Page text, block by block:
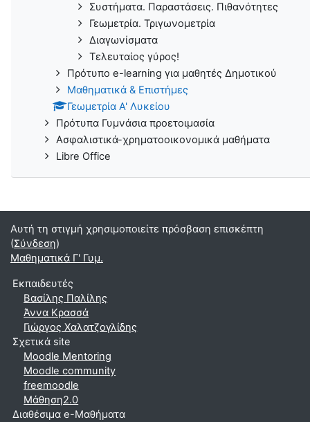
Συστήματα. Παραστάσεις. Πιθανότητες
Γεωμετρία. Τριγωνομετρία
Διαγωνίσματα
Τελευταίος γύρος!
Πρότυπο e-learning για μαθητές Δημοτικού
Μαθηματικά & Επιστήμες
Γεωμετρία Α' Λυκείου
Πρότυπα Γυμνάσια προετοιμασία
Ασφαλιστικά-χρηματοοικονομικά μαθήματα
Libre Office
Αυτή τη στιγμή χρησιμοποιείτε πρόσβαση επισκέπτη
(Σύνδεση)
Μαθηματικά Γ' Γυμ.
Εκπαιδευτές
Βασίλης Παλίλης
Άννα Κρασσά
Γιώργος Χαλατζογλίδης
Σχετικά site
Moodle Mentoring
Moodle community
freemoodle
Μάθηση2.0
Διαθέσιμα e-Μαθήματα